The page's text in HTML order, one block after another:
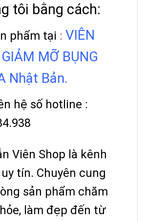
tôi bằng cách:
phẩm tại : VIÊN
MỠ BỤNG
Nhật Bản.
hệ số hotline :
Viên Shop là kênh
tín. Chuyên cung
sản phẩm chăm
làm đẹp đến từ